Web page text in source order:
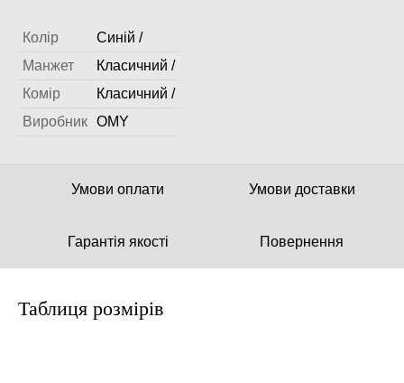
Колір
Синій /
Манжет
Класичний /
Комір
Класичний /
Виробник OMY
Умови оплати Умови доставки
Гарантія якості Повернення
Таблиця розмірів